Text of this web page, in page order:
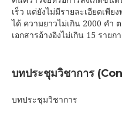
เร็ว แต่ยังไม่มีรายละเอียดเพี
ได้ ความยาวไม่เกิน 2000 คำ
เอกสารอ้างอิงไม่เกิน 15 รายก
บทประชุมวิชาการ
บทประชุมวิชาการ